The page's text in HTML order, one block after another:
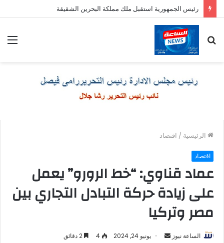
رئيس الجمهورية استقبل ملك مملكة البحرين الشقيقة
عن
الرئيسية / اقتصاد
اقتصاد
عماد قناوي: “خط الرورو” يعمل
على زيادة حركة التبادل التجاري بين
مصر وتركيا
الساعة نيوز
أرسل يونيو 24, 2024 4